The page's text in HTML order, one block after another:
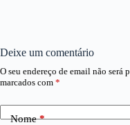
Deixe um comentário
O seu endereço de email não será
marcados com *
Nome*